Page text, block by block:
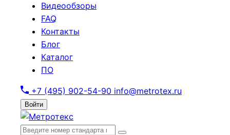
Видеообзоры
FAQ
Контакты
Блог
Каталог
ПО
+7 (495) 902-54-90 info@metrotex.ru
Войти